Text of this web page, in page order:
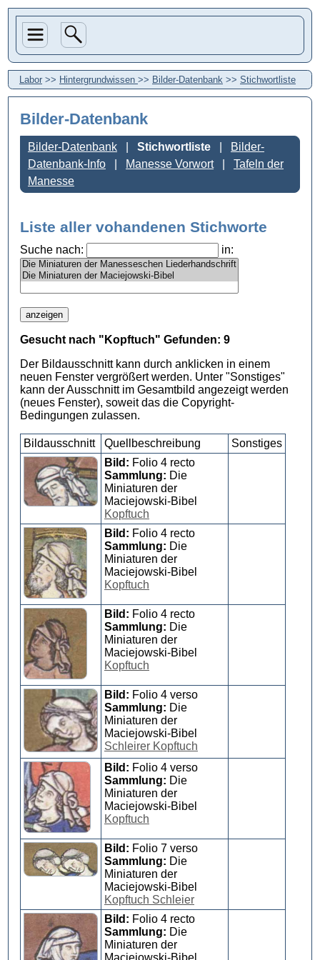
Labor >> Hintergrundwissen >> Bilder-Datenbank >> Stichwortliste
Bilder-Datenbank
Bilder-Datenbank Stichwortliste
Bilder-
Datenbank-Info
Manesse Vorwort
Tafeln der
Manesse
Liste aller vohandenen Stichworte
Suche nach: in:
Gesucht nach "Kopftuch" Gefunden: 9
Der Bildausschnitt kann durch anklicken in einem
neuen Fenster vergrößert werden. Unter "Sonstiges"
kann der Ausschnitt im Gesamtbild angezeigt werden
(neues Fenster), soweit das die Copyright-
Bedingungen zulassen.
Bildausschnitt Quellbeschreibung
Sonstiges
Bild: Folio 4 recto
Sammlung: Die
Miniaturen der
Maciejowski-Bibel
Kopftuch
Bild: Folio 4 recto
Sammlung: Die
Miniaturen der
Maciejowski-Bibel
Kopftuch
Bild: Folio 4 recto
Sammlung: Die
Miniaturen der
Maciejowski-Bibel
Kopftuch
Bild: Folio 4 verso
Sammlung: Die
Miniaturen der
Maciejowski-Bibel
Schleirer Kopftuch
Bild: Folio 4 verso
Sammlung: Die
Miniaturen der
Maciejowski-Bibel
Kopftuch
Bild: Folio 7 verso
Sammlung: Die
Miniaturen der
Maciejowski-Bibel
Kopftuch Schleier
Bild: Folio 4 recto
Sammlung: Die
Miniaturen der
Maciejowski-Bibel